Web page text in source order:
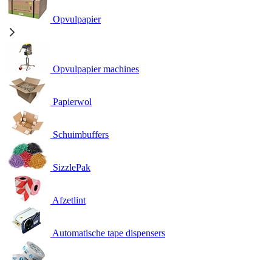
Opvulpapier
Opvulpapier machines
Papierwol
Schuimbuffers
SizzlePak
Afzetlint
Automatische tape dispensers